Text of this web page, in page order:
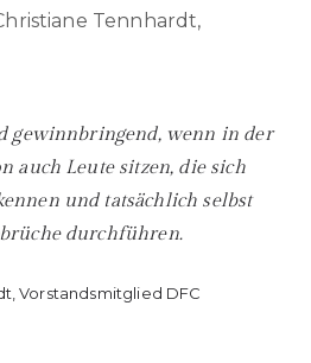
Tennhardt,
gewinnbringend, wenn in der
auch Leute sitzen, die sich
und tatsächlich selbst
durchführen.
Vorstandsmitglied DFC